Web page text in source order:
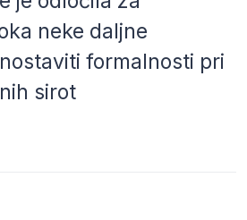
neke daljne
formalnosti pri
sirot